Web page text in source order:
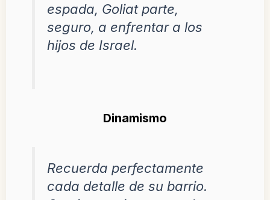
espada, Goliat parte,
seguro, a enfrentar a los
hijos de Israel.
Dinamismo
Recuerda perfectamente
cada detalle de su barrio.